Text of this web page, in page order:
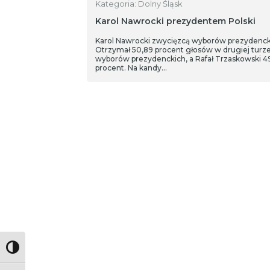
Toggle High Contrast
Kategoria: Dolny Śląsk
Karol Nawrocki prezydentem Polski
Karol Nawrocki zwycięzcą wyborów
Otrzymał 50,89 procent głosów w drugiej turze
wyborów prezydenckich, a Rafał Trzaskowski
procent. Na kandy…